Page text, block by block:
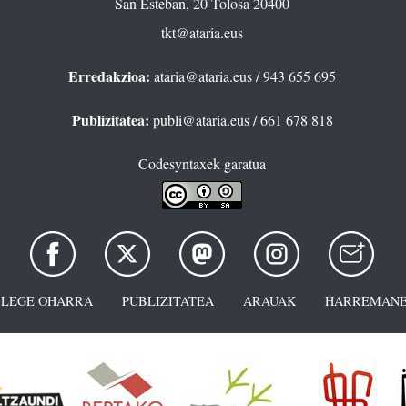
tkt@ataria.eus
Erredakzioa: ataria@ataria.eus/ 943 655 695
Publizitatea: publi@ataria.eus/ 661 678 818
Codesyntaxek garatua
LEGE OHARRA PUBLIZITATEA ARAUAK